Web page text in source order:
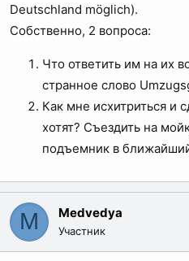
Deutschland möglich).
Собственно, 2 вопроса:
Что ответить им на их
странное слово
Как мне исхитриться и
хотят? Съездить на
подъемник в
M Medvedya
Участник